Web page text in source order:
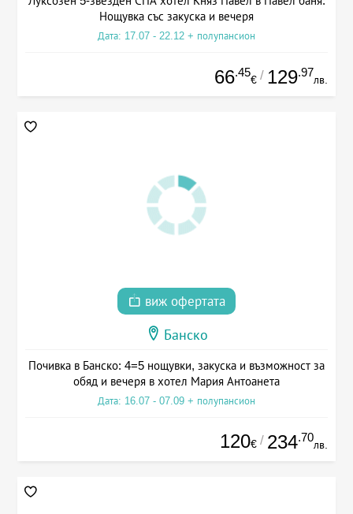
Нощувка със закуска и вечеря
Дата: 17.07 - 22.12 + полупансион
66.45
€ / 129.97
лв.
виж офертата
Банско
Почивка в Банско: 4=5 нощувки, закуска и възможност за
обяд и вечеря в хотел Мария Антоанета
Дата: 16.07 - 07.09 + полупансион
120€ / 234.70
лв.